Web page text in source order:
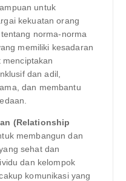
untuk
kekuatan orang
norma-norma
memiliki kesadaran
dan adil,
dan membantu
(Relationship
membangun dan
sehat dan
dan kelompok
komunikasi yang